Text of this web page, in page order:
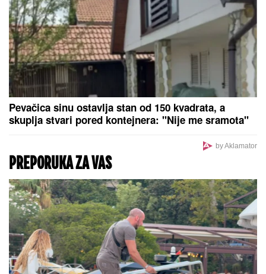
VELIKO ARHEOLOŠKO OTKRIĆE:
Pronađeni ostaci potonulog
starorimskog broda sa 100 amfora u
vodama Sicilije